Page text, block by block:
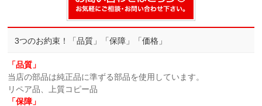
3つのお約束！「品質」「保障」「価格」
「品質」
当店の部品は純正品に準ずる部品を使用しています。
リペア品、上質コピー品
「保障」